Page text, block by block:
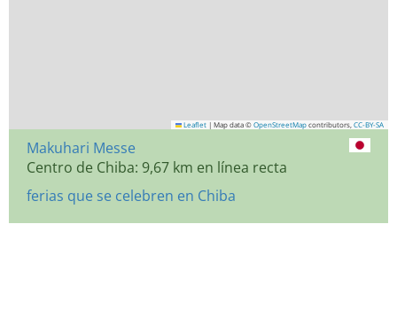
Leaflet | Map data © OpenStreetMap contributors, CC-BY-SA
Makuhari Messe
Centro de Chiba: 9,67 km en línea recta
ferias que se celebren en Chiba